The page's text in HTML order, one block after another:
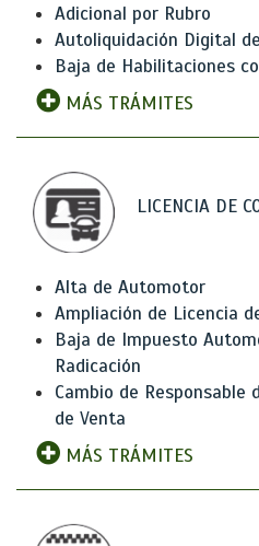
Adicional por Rubro
Autoliquidación Digital
Baja de Habilitaciones
MÁS TRÁMITES
LICENCIA DE
Alta de Automotor
Ampliación de Licencia
Baja de Impuesto
Radicación
Cambio de Responsable
de Venta
MÁS TRÁMITES